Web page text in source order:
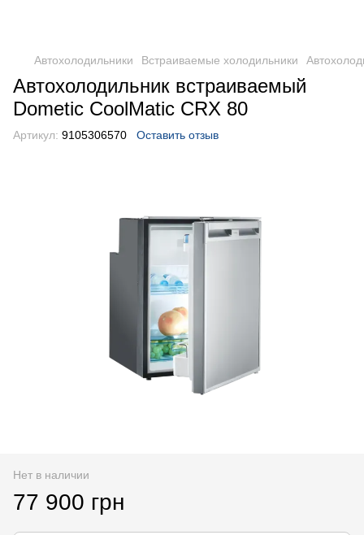
Автохолодильники Встраиваемые холодильники
Автохолодильник встраиваемый
Dometic CoolMatic CRX 80
Артикул: 9105306570 Оставить отзыв
Нет в наличии
77 900 грн